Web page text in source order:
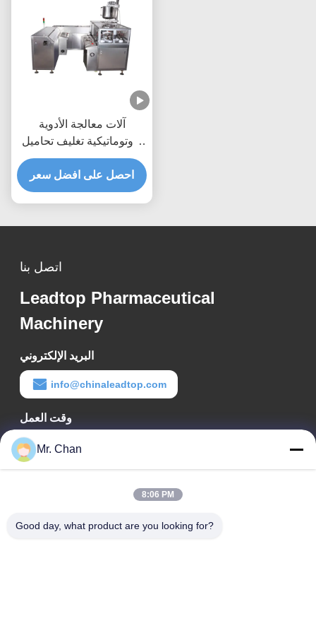
آلات معالجة الأدوية
الأوتوماتيكية تغليف تحاميل
البوابة الكبدية
احصل على افضل سعر
اتصل بنا
Leadtop Pharmaceutical
Machinery
البريد الإلكتروني
info@chinaleadtop.com
وقت العمل
8:30-22:30
عنواننا
رويان ، تشجيانغ ، الصين
Mr. Chan
8:06 PM
Good day, what product are you looking for?